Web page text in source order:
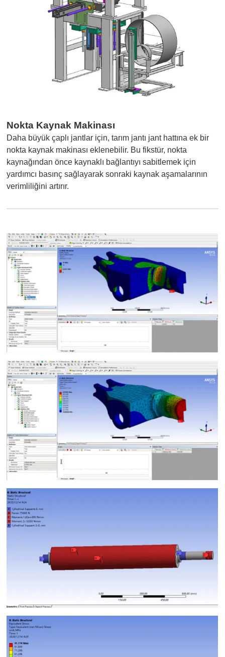
Nokta Kaynak Makinası
Daha büyük çaplı jantlar için, tarım jantı jant hattına ek bir
nokta kaynak makinası eklenebilir. Bu fikstür, nokta
kaynağından önce kaynaklı bağlantıyı sabitlemek için
yardımcı basınç sağlayarak sonraki kaynak aşamalarının
verimliliğini artırır.